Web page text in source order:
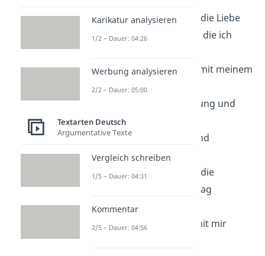
Ich bin dankbar für die Liebe
und Unterstützung, die ich
Ich bin im Einklang mit meinem
wahren Selbst.
Ich bin voller Hoffnung und
Zuversicht.
Ich werde geliebt und
geschätzt.
Ich bin dankbar für die
Wunder, die jeden Tag
geschehen.
Ich bin im Frieden mit mir
Karikatur analysieren
1/2 – Dauer: 04:26
Werbung analysieren
2/2 – Dauer: 05:00
Textarten Deutsch
Argumentative Texte
Vergleich schreiben
1/5 – Dauer: 04:31
Kommentar
2/5 – Dauer: 04:56